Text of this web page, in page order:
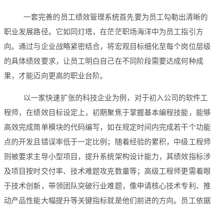
一套完善的员工绩效管理系统首先要为员工勾勒出清晰的
职业发展路径。它如同灯塔，在茫茫职场海洋中为员工指引方
向。通过与企业战略紧密结合，将宏观目标细化至每个岗位层级
的具体绩效要求，让员工明白自己在不同阶段需要达成何种成
果，才能迈向更高的职业台阶。
以一家快速扩张的科技企业为例，对于初入公司的软件工
程师，在绩效目标设定上，初期聚焦于掌握基本编程技能，能够
高效完成简单模块的代码编写，如在规定时间内完成若干个功能
点的开发且错误率低于一定比例；随着经验的累积，中级工程师
则被要求主导小型项目，提升系统架构设计能力，其绩效指标涉
及项目按时交付率、技术难题攻克数量等；高级工程师更需着眼
于技术创新，带领团队突破行业难题，像申请核心技术专利、推
动产品性能大幅提升等关键指标就是他们前进的方向。员工依据